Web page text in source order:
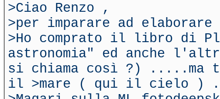
>Ciao Renzo ,
>per imparare ad
>Ho comprato il libro di
astronomia" ed anche
si chiama così ?) .....ma
il >mare ( qui il cielo ) .